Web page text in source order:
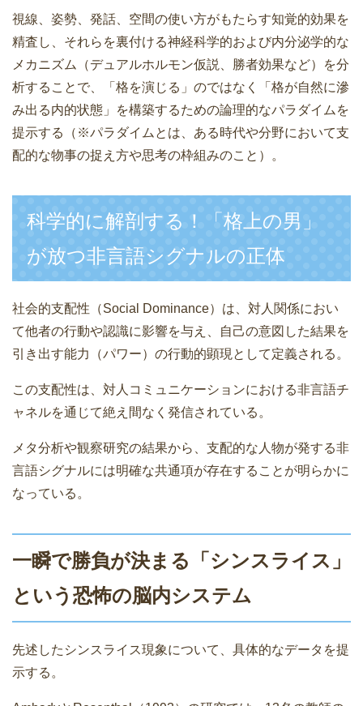
視線、姿勢、発話、空間の使い方がもたらす知覚的効果を
精査し、それらを裏付ける神経科学的および内分泌学的な
メカニズム（デュアルホルモン仮説、勝者効果など）を分
析することで、「格を演じる」のではなく「格が自然に滲
み出る内的状態」を構築するための論理的なパラダイムを
提示する（※パラダイムとは、ある時代や分野において支
配的な物事の捉え方や思考の枠組みのこと）。
科学的に解剖する！「格上の男」
が放つ非言語シグナルの正体
社会的支配性（Social Dominance）は、対人関係におい
て他者の行動や認識に影響を与え、自己の意図した結果を
引き出す能力（パワー）の行動的顕現として定義される。
この支配性は、対人コミュニケーションにおける非言語チ
ャネルを通じて絶え間なく発信されている。
メタ分析や観察研究の結果から、支配的な人物が発する非
言語シグナルには明確な共通項が存在することが明らかに
なっている。
一瞬で勝負が決まる「シンスライス」
という恐怖の脳内システム
先述したシンスライス現象について、具体的なデータを提
示する。